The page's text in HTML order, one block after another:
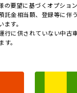
要望に基づくオプショ
金相当額、登録等に伴
す。
に供されていない中古車
。